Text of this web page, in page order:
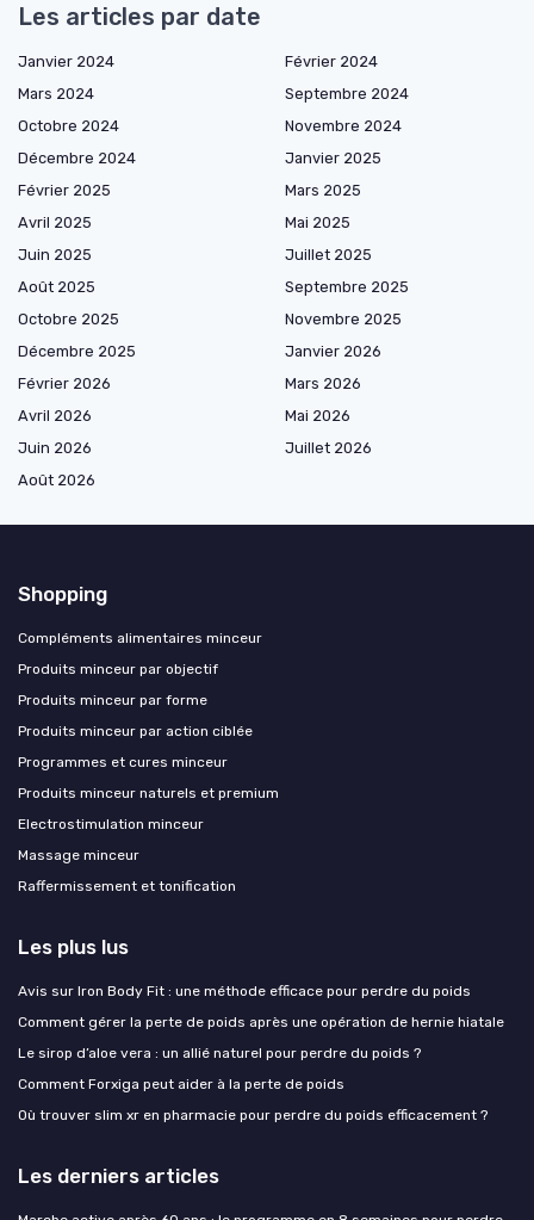
Les articles par date
Janvier 2024
Février 2024
Mars 2024
Septembre 2024
Octobre 2024
Novembre 2024
Décembre 2024
Janvier 2025
Février 2025
Mars 2025
Avril 2025
Mai 2025
Juin 2025
Juillet 2025
Août 2025
Septembre 2025
Octobre 2025
Novembre 2025
Décembre 2025
Janvier 2026
Février 2026
Mars 2026
Avril 2026
Mai 2026
Juin 2026
Juillet 2026
Août 2026
Shopping
Compléments alimentaires minceur
Produits minceur par objectif
Produits minceur par forme
Produits minceur par action ciblée
Programmes et cures minceur
Produits minceur naturels et premium
Electrostimulation minceur
Massage minceur
Raffermissement et tonification
Les plus lus
Avis sur Iron Body Fit : une méthode efficace pour perdre du poids
Comment gérer la perte de poids après une opération de hernie hiatale
Le sirop d’aloe vera : un allié naturel pour perdre du poids ?
Comment Forxiga peut aider à la perte de poids
Où trouver slim xr en pharmacie pour perdre du poids efficacement ?
Les derniers articles